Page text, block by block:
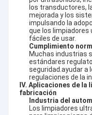
los transductores,
mejorada y los
impulsando la
que los
fáciles de usar.
Cumplimiento
Muchas industrias
estándares
seguridad.ayudar a
regulaciones de la
IV. Aplicaciones de
fabricación
Industria del
Los limpiadores